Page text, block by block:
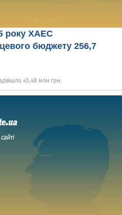
року ХАЕС
бюджету 256,7
45,48 млн грн.